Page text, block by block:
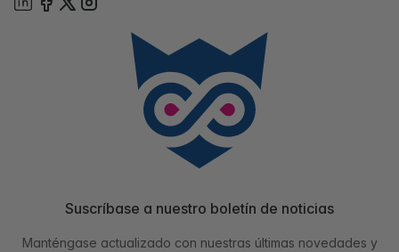
Suscríbase a nuestro boletín de noticias
Manténgase actualizado con nuestras últimas novedades y